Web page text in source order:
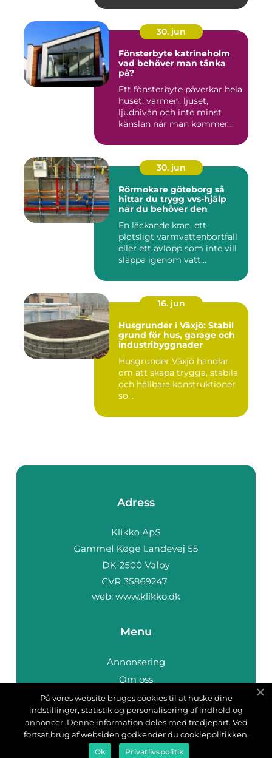
30. jun
Fönsterbyte katrineholm
vad behöver man tänka
på?
Ett fönsterbyte påverkar hela
huset: värmen, ljuset,
ljudnivån och inte minst
känslan när man kommer...
30. jun
Rörmokare göteborg så
hittar du trygg vvs-hjälp
när du behöver den
En läckande kran, ett
plötsligt varmvattenbortfall
eller ett avlopp som inte vill
släppa igenom vatt...
16. jun
Husgrunder i Växjö: Stabil
grund för hus, garage och
industribyggnader
Husgrunder Växjö handlar
om att skapa trygga, stabila
och hållbara konstruktioner
so...
Adress
web: www.klikko.dk
Menu
Annonsering
Om oss
Cookies
Kontakta oss
Sitemap
På vores website bruges cookies til at huske dine
indstillinger, statistik og personalisering af indhold og
annoncer. Denne information deles med tredjepart. Ved
fortsat brug af websiden godkender du cookiepolitikken.
Ok Privatlivspolitik